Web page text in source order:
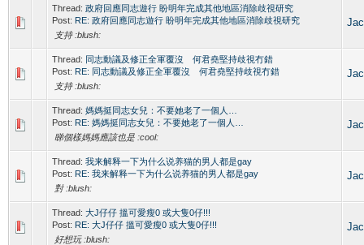
Thread: 政府回應同志遊行 盼明年完成其他地區消除歧視研究
Post: RE: 政府回應同志遊行 盼明年完成其他地區消除歧視研究
支持 :blush:
Thread: 同志動議及修正全軍覆沒 何君堯堅持歧視冇錯
Post: RE: 同志動議及修正全軍覆沒 何君堯堅持歧視冇錯
支持 :blush:
Thread: 媽媽挺同志女兒：不要她老了一個人…
Post: RE: 媽媽挺同志女兒：不要她老了一個人…
睇個樣媽媽應該也是 :cool:
Thread: 我来解释一下为什么说养猫的男人都是gay
Post: RE: 我来解释一下为什么说养猫的男人都是gay
對 :blush:
Thread: 大J仔仔 搵可愛瘦0 或大隻0仔!!!
Post: RE: 大J仔仔 搵可愛瘦0 或大隻0仔!!!
好想玩 :blush: